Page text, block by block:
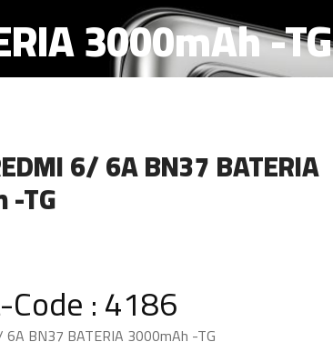
3000mAh -TG
6/ 6A BN37 BATERIA
-TG
: 4186
BN37 BATERIA 3000mAh -TG